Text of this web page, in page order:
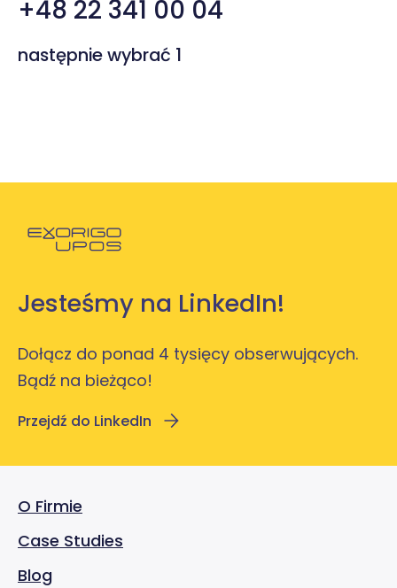
+48 22 341 00 04
następnie wybrać 1
Jesteśmy na LinkedIn!
Dołącz do ponad 4 tysięcy obserwujących.
Bądź na bieżąco!
Przejdź do LinkedIn
O Firmie
Case Studies
Blog